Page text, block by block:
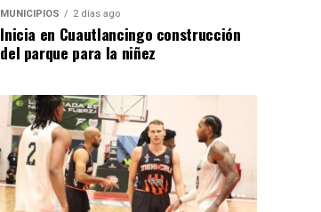
MUNICIPIOS 2 días ago
Inicia en Cuautlancingo construcción
del parque para la niñez